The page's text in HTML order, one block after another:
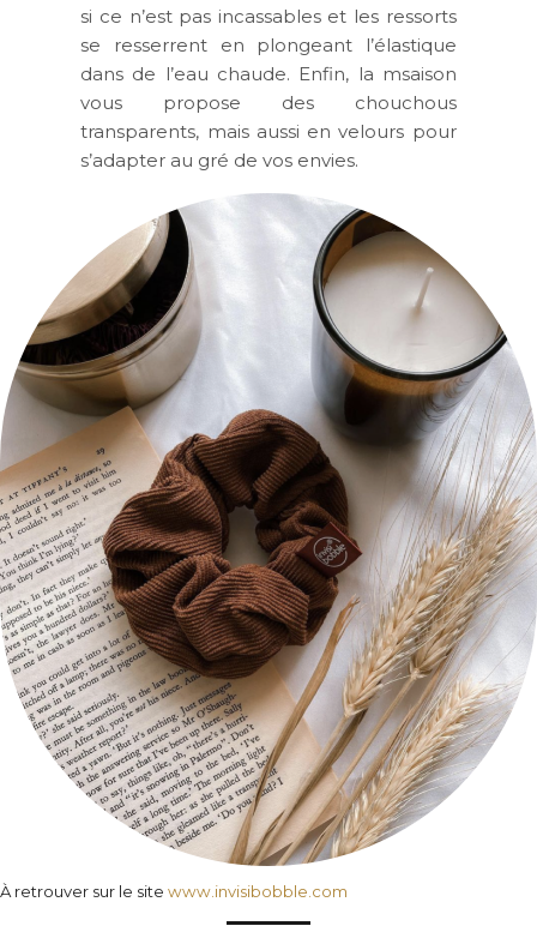
si ce n’est pas incassables et les ressorts
se resserrent en plongeant l’élastique
dans de l’eau chaude. Enfin, la msaison
vous propose des chouchous
transparents, mais aussi en velours pour
s’adapter au gré de vos envies.
À retrouver sur le site www.invisibobble.com